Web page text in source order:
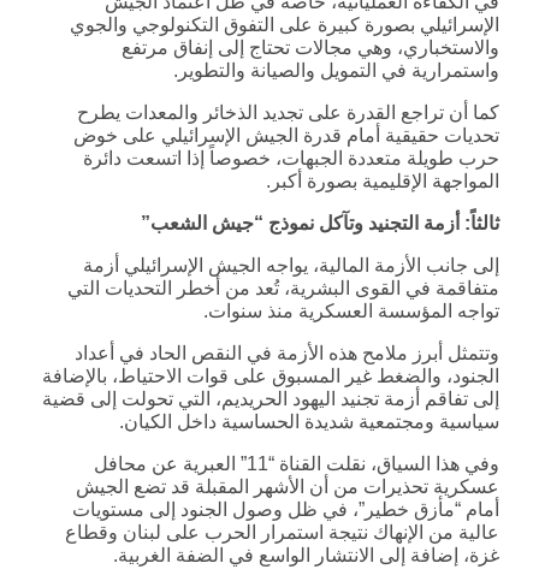
الإسرائيلي بصورة كبيرة على التفوق التكنولوجي والجوي
والاستخباري، وهي مجالات تحتاج إلى إنفاق مرتفع
واستمرارية في التمويل والصيانة والتطوير.
كما أن تراجع القدرة على تجديد الذخائر والمعدات يطرح
تحديات حقيقية أمام قدرة الجيش الإسرائيلي على خوض
حرب طويلة متعددة الجبهات، خصوصاً إذا اتسعت دائرة
المواجهة الإقليمية بصورة أكبر.
ثالثاً: أزمة التجنيد وتآكل نموذج “جيش الشعب”
إلى جانب الأزمة المالية، يواجه الجيش الإسرائيلي أزمة
متفاقمة في القوى البشرية، تُعد من أخطر التحديات التي
تواجه المؤسسة العسكرية منذ سنوات.
وتتمثل أبرز ملامح هذه الأزمة في النقص الحاد في أعداد
الجنود، والضغط غير المسبوق على قوات الاحتياط، بالإضافة
إلى تفاقم أزمة تجنيد اليهود الحريديم، التي تحولت إلى قضية
سياسية ومجتمعية شديدة الحساسية داخل الكيان.
وفي هذا السياق، نقلت القناة “11” العبرية عن محافل
عسكرية تحذيرات من أن الأشهر المقبلة قد تضع الجيش
أمام “مأزق خطير”، في ظل وصول الجنود إلى مستويات
عالية من الإنهاك نتيجة استمرار الحرب على لبنان وقطاع
غزة، إضافة إلى الانتشار الواسع في الضفة الغربية.